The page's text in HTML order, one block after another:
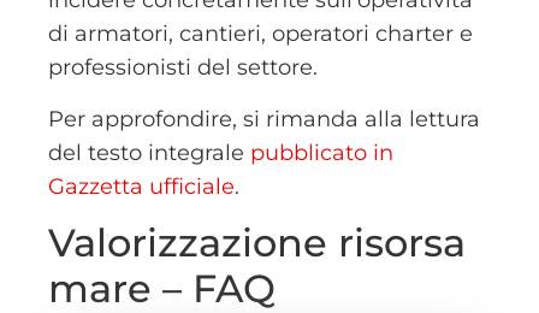
di armatori, cantieri, operatori charter e
professionisti del settore.
Per approfondire, si rimanda alla lettura
del testo integrale pubblicato in
Gazzetta ufficiale.
Valorizzazione risorsa
mare – FAQ